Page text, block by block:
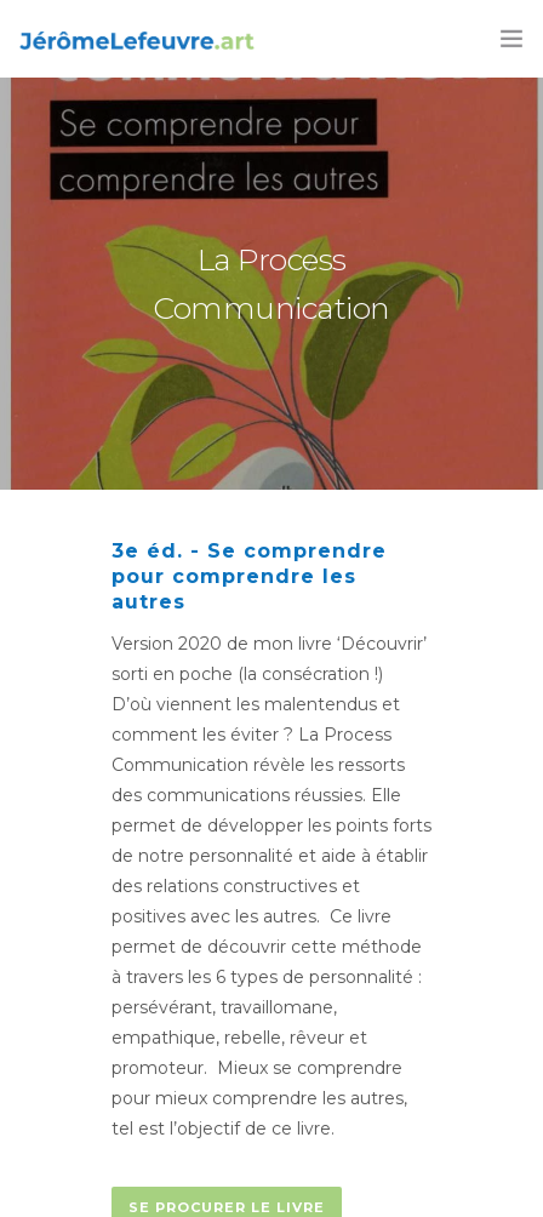
FORMATIONS
La Process
Communication
3e éd. - Se comprendre
pour comprendre les
autres
Version 2020 de mon livre ‘Découvrir’
sorti en poche (la consécration !)
D’où viennent les malentendus et
comment les éviter ? La Process
Communication révèle les ressorts
des communications réussies. Elle
permet de développer les points forts
de notre personnalité et aide à établir
des relations constructives et
positives avec les autres. Ce livre
permet de découvrir cette méthode
à travers les 6 types de personnalité :
persévérant, travaillomane,
empathique, rebelle, rêveur et
promoteur. Mieux se comprendre
pour mieux comprendre les autres,
tel est l’objectif de ce livre.
SE PROCURER LE LIVRE